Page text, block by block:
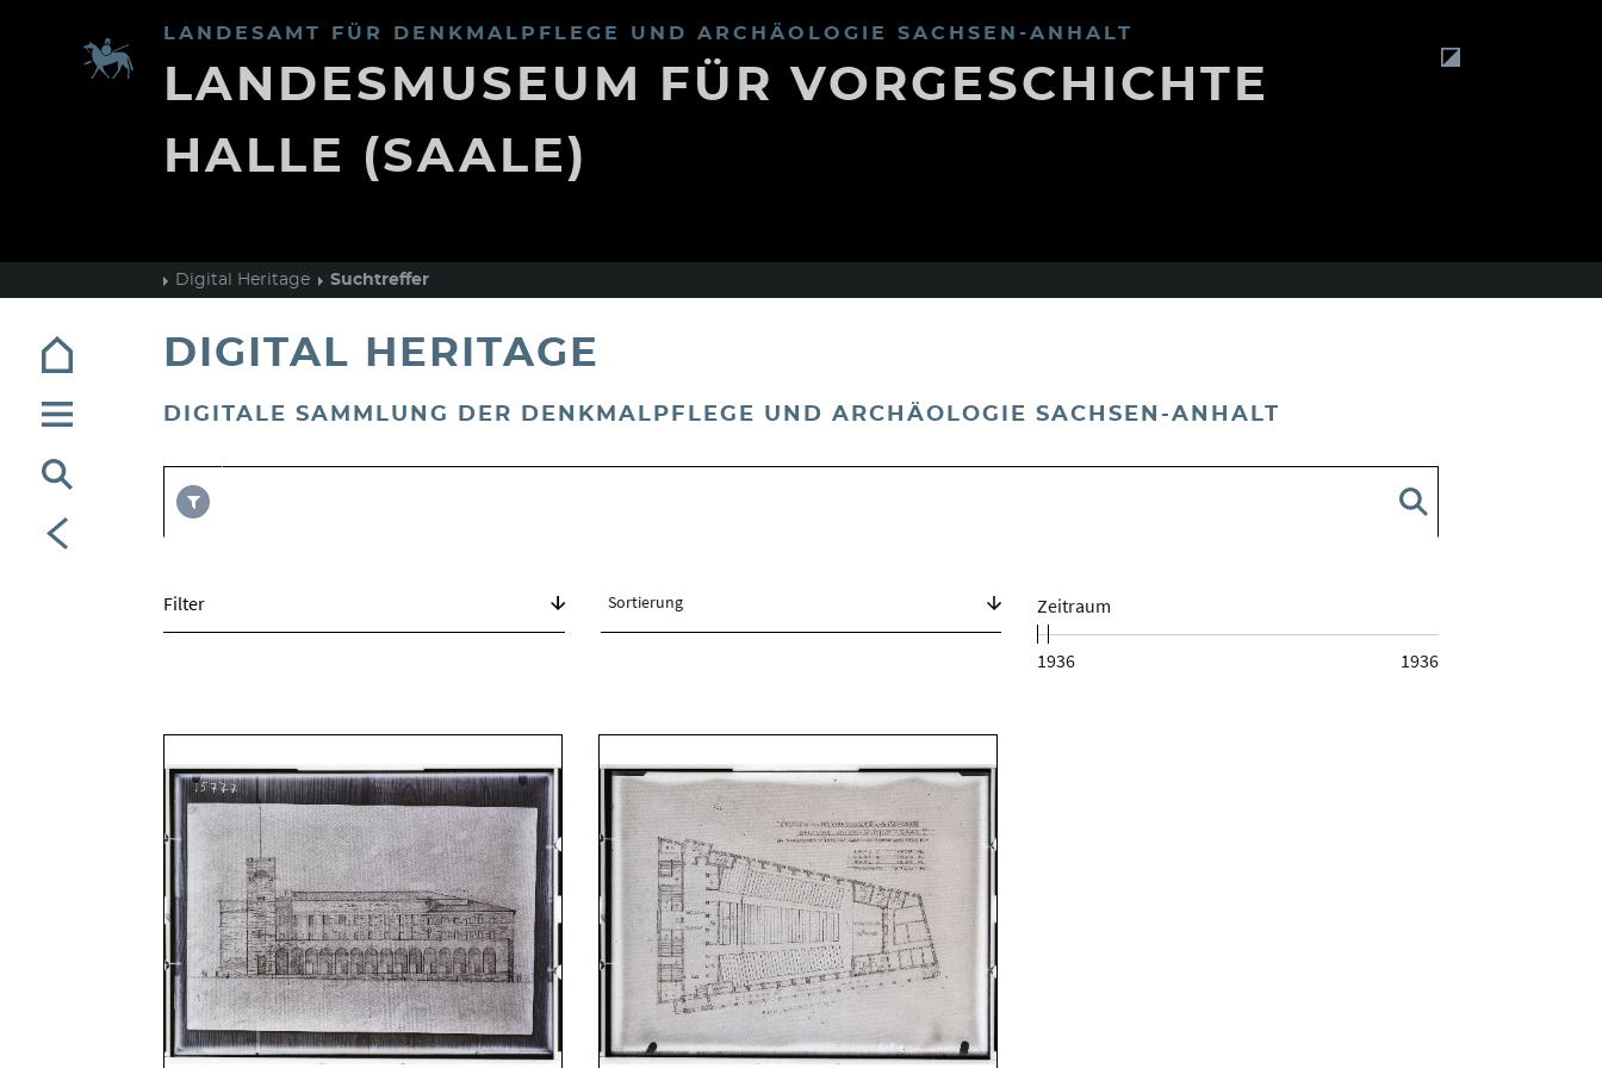
LANDESAMT FÜR DENKMALPFLEGE UND ARCHÄOLOGIE SACHSEN-ANHALT
LANDESMUSEUM FÜR VORGESCHICHTE
HALLE (SAALE)
Digital Heritage Suchtreffer
DIGITAL HERITAGE
DIGITALE SAMMLUNG DER DENKMALPFLEGE UND ARCHÄOLOGIE SACHSEN-ANHALT
Filter Zeitraum
1936 1936